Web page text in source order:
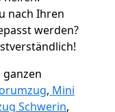
nach Ihren
werden?
, Mini
Schwerin,